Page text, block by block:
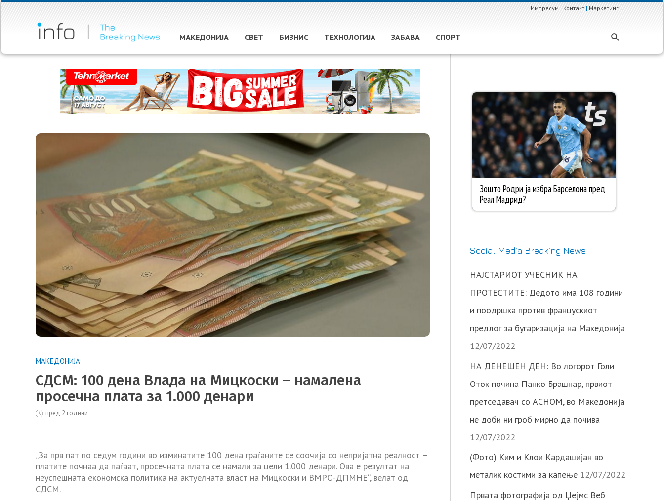
Импресум|Контакт|Маркетинг
МАКЕДОНИЈА СВЕТ БИЗНИС ТЕХНОЛОГИЈА ЗАБАВА СПОРТ
МАКЕДОНИЈА
СДСМ: 100 дена Влада на Мицкоски – намалена
просечна плата за 1.000 денари
пред 2 години
„За прв пат по седум години во изминатите 100 дена граѓаните се соочија со непријатна реалност –
платите почнаа да паѓаат, просечната плата се намали за цели 1.000 денари. Ова е резултат на
неуспешната економска политика на актуелната власт на Мицкоски и ВМРО-ДПМНЕ“, велат од
СДСМ.
Social Media Breaking News
НАЈСТАРИОТ УЧЕСНИК НА
ПРОТЕСТИТЕ: Дедото има 108 години
и поодршка против францускиот
предлог за бугаризација на Македонија
12/07/2022
НА ДЕНЕШЕН ДЕН: Во логорот Голи
Оток почина Панко Брашнар, првиот
претседавач со АСНОМ, во Македонија
не доби ни гроб мирно да почива
12/07/2022
(Фото) Ким и Клои Кардашијан во
металик костими за капење 12/07/2022
Првата фотографија од Џејмс Веб